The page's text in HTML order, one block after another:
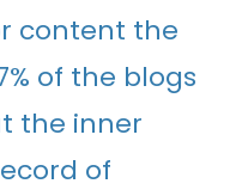
content the
of the blogs
the inner
of